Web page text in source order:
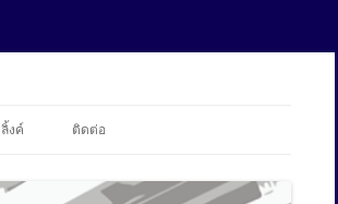
ลิ้งค์ ติดต่อ